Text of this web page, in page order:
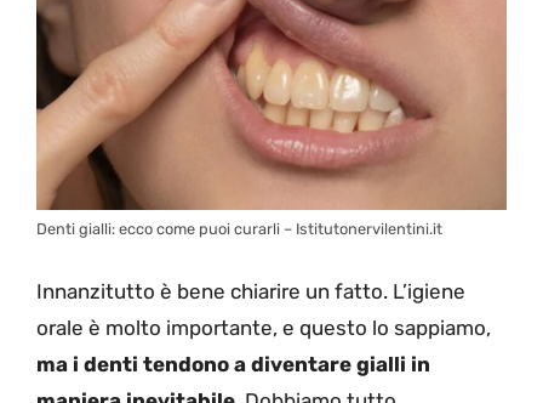
Denti gialli: ecco come puoi curarli – Istitutonervilentini.it
Innanzitutto è bene chiarire un fatto. L’igiene
orale è molto importante, e questo lo sappiamo,
ma i denti tendono a diventare gialli in